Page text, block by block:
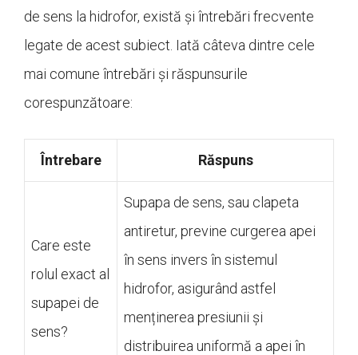
de sens la hidrofor, există și întrebări frecvente
legate de acest subiect. Iată câteva dintre cele
mai comune întrebări și răspunsurile
corespunzătoare:
Întrebare Răspuns
Care este
rolul exact al
supapei de
sens?
Supapa de sens, sau clapeta
antiretur, previne curgerea apei
în sens invers în sistemul
hidrofor, asigurând astfel
menținerea presiunii și
distribuirea uniformă a apei în